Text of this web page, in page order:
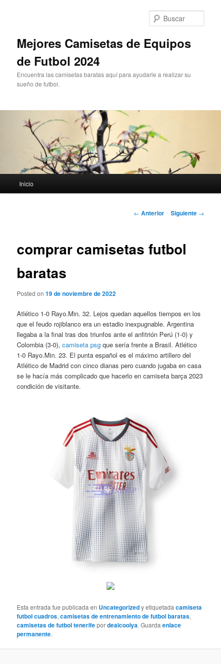
Mejores Camisetas de Equipos
de Futbol 2024
Encuentra las camisetas baratas aquí para ayudarle a realizar su
sueño de futbol.
principal
Inicio
Navegación
← Anterior Siguiente →
comprar camisetas futbol
baratas
Posted on19 de noviembre de 2022
Atlético 1-0 Rayo.Min. 32. Lejos quedan aquellos tiempos en los
que el feudo rojiblanco era un estadio inexpugnable. Argentina
llegaba a la final tras dos triunfos ante el anfitrión Perú (1-0) y
Colombia (3-0),camiseta psg que sería frente a Brasil. Atlético
1-0 Rayo.Min. 23. El punta español es el máximo artillero del
Atlético de Madrid con cinco dianas pero cuando jugaba en casa
se le hacía más complicado que hacerlo en camiseta barça 2023
condición de visitante.
Esta entrada fue publicada en Uncategorizedy etiquetadacamiseta
futbol cuadros,camisetas de entrenamiento de futbol baratas,
camisetas de futbol tenerifepordealcoolya. Guardaenlace
permanente.